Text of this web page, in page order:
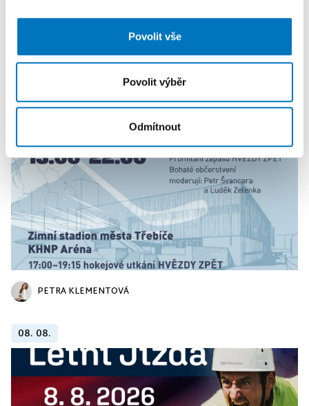
získali v důsledku toho, že používáte jejich služby.
Povolit vše
Povolit výběr
Odmítnout
PETRA KLEMENTOVÁ
08. 08.
PETRA KLEMENTOVÁ
08. 08.